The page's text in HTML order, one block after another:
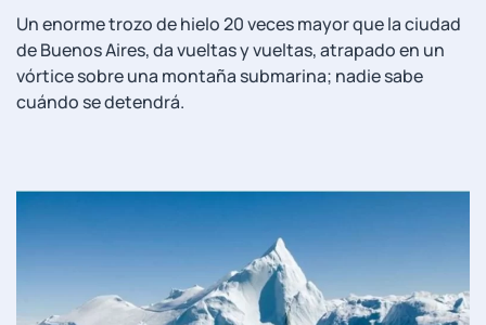
Un enorme trozo de hielo 20 veces mayor que la ciudad
de Buenos Aires, da vueltas y vueltas, atrapado en un
vórtice sobre una montaña submarina; nadie sabe
cuándo se detendrá.